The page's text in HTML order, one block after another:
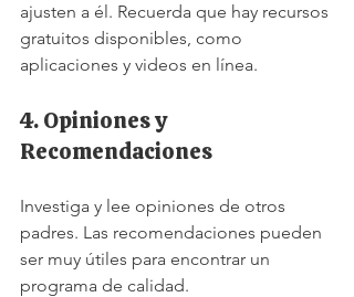
ajusten a él. Recuerda que hay recursos
gratuitos disponibles, como
aplicaciones y videos en línea.
4. Opiniones y
Recomendaciones
Investiga y lee opiniones de otros
padres. Las recomendaciones pueden
ser muy útiles para encontrar un
programa de calidad.